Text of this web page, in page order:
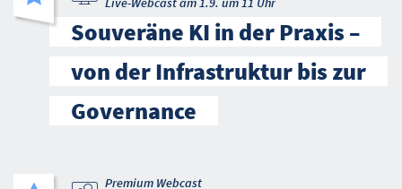
Souveräne KI in der Praxis –
von der Infrastruktur bis zur
Governance
Premium Webcast